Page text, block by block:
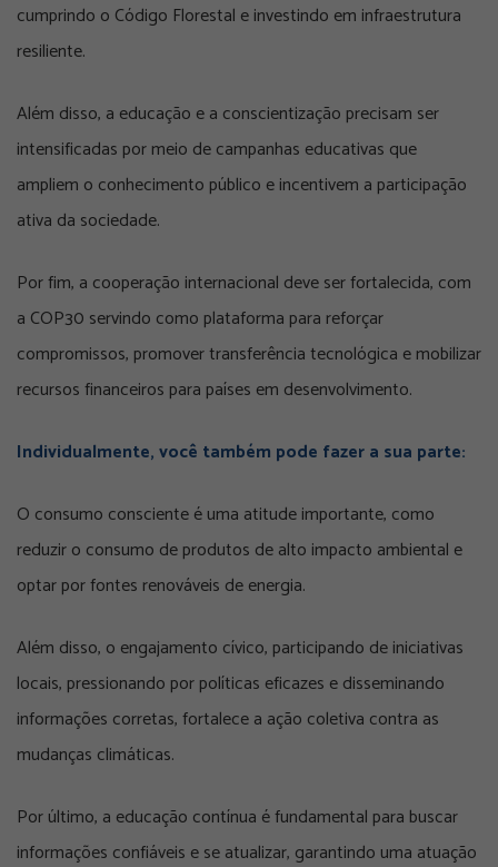
cumprindo o Código Florestal e investindo em infraestrutura
resiliente.
Além disso, a educação e a conscientização precisam ser
intensificadas por meio de campanhas educativas que
ampliem o conhecimento público e incentivem a participação
ativa da sociedade.
Por fim, a cooperação internacional deve ser fortalecida, com
a COP30 servindo como plataforma para reforçar
compromissos, promover transferência tecnológica e mobilizar
recursos financeiros para países em desenvolvimento.
Individualmente, você também pode fazer a sua parte:
O consumo consciente é uma atitude importante, como
reduzir o consumo de produtos de alto impacto ambiental e
optar por fontes renováveis de energia.
Além disso, o engajamento cívico, participando de iniciativas
locais, pressionando por políticas eficazes e disseminando
informações corretas, fortalece a ação coletiva contra as
mudanças climáticas.
Por último, a educação contínua é fundamental para buscar
informações confiáveis e se atualizar, garantindo uma atuação